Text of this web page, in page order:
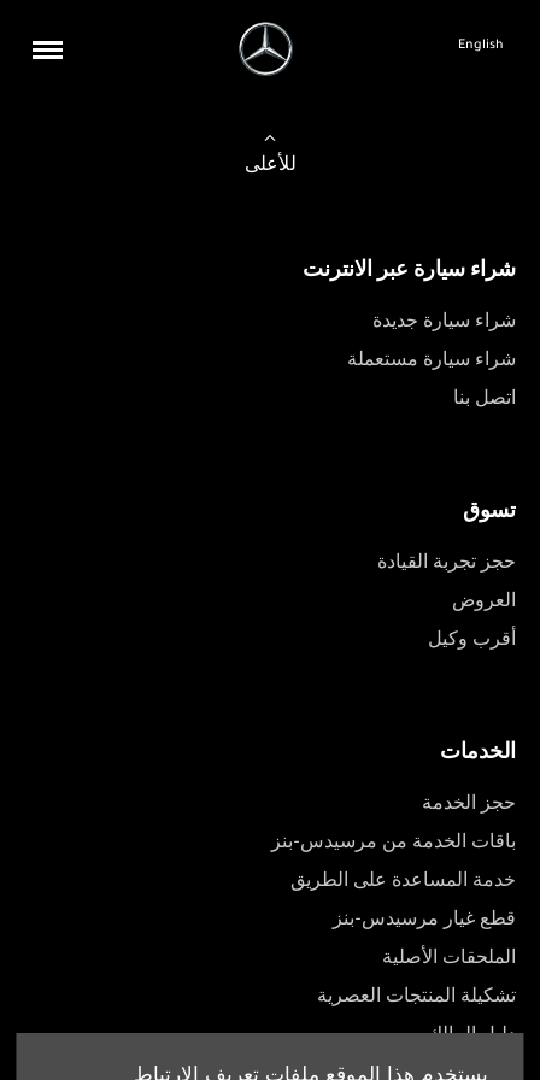
يستخدم هذا الموقع ملفات تعريف الارتباط
English
للأعلى
شراء سيارة عبر الانترنت
شراء سيارة جديدة
شراء سيارة مستعملة
اتصل بنا
تسوق
حجز تجربة القيادة
العروض
أقرب وكيل
الخدمات
حجز الخدمة
باقات الخدمة من مرسيدس-بنز
خدمة المساعدة على الطريق
قطع غيار مرسيدس-بنز
الملحقات الأصلية
تشكيلة المنتجات العصرية
دليل المالك